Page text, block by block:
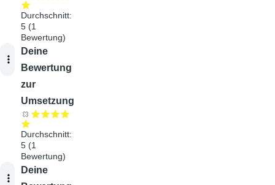
Durchschnitt:
5 (1
Bewertung)
Audiodatei
Deine
Bewertung
zur
Umsetzung
Durchschnitt:
5 (1
Bewertung)
Audiodatei
Deine